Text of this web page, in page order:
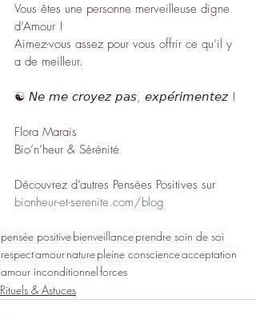
Vous êtes une personne merveilleuse digne
d’Amour !
Aimez-vous assez pour vous offrir ce qu’il y
a de meilleur.
☯︎ 𝘕𝘦 𝘮𝘦 𝘤𝘳𝘰𝘺𝘦𝘻 𝘱𝘢𝘴, 𝘦𝘹𝘱𝘦́𝘳𝘪𝘮𝘦𝘯𝘵𝘦𝘻 !
Flora Marais
Bio’n’heur & Sérénité
Découvrez d’autres Pensées Positives sur
bionheur-et-serenite.com/blog
pensée positivebienveillanceprendre soin de soi
respectamournaturepleine conscienceacceptation
amour inconditionnel forces
Rituels & Astuces